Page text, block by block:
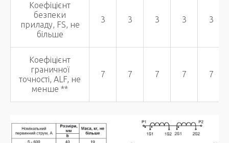
Коефіцієнт
безпеки
приладу, FS, не
більше
3 3 3 3 3
Коефіцієнт
граничної
точності, ALF, не
менше **
7 7 7 7 7